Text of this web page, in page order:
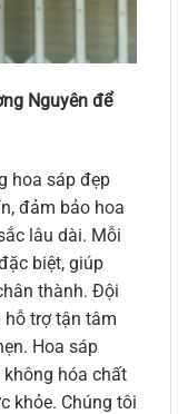
Nguyên để
hoa sáp đẹp
đảm bảo hoa
lâu dài. Mỗi
biệt, giúp
thành. Đội
hỗ trợ tận tâm
Hoa sáp
hóa chất
khỏe. Chúng tôi